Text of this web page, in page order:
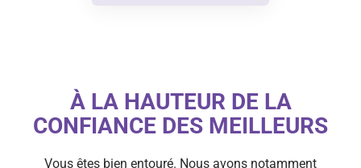
À LA HAUTEUR DE LA
CONFIANCE DES MEILLEURS
Vous êtes bien entouré. Nous avons notamment